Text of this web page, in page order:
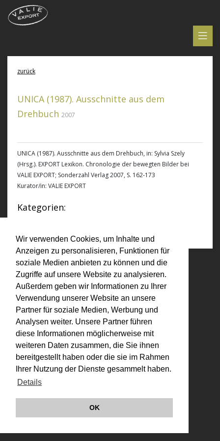
Wir verwenden Cookies, um Inhalte und
Anzeigen zu personalisieren, Funktionen für
soziale Medien anbieten zu können und die
Zugriffe auf unsere Website zu analysieren.
Außerdem geben wir Informationen zu Ihrer
Verwendung unserer Website an unsere
Partner für soziale Medien, Werbung und
Analysen weiter. Unsere Partner führen
diese Informationen möglicherweise mit
weiteren Daten zusammen, die Sie ihnen
bereitgestellt haben oder die sie im Rahmen
Ihrer Nutzung der Dienste gesammelt haben.
Details
OK
zurück
UNICA (1987). Ausschnitte aus dem
Drehbuch 2007
UNICA (1987). Ausschnitte aus dem Drehbuch, in: Sylvia Szely
(Hrsg.). EXPORT Lexikon. Chronologie der bewegten Bilder bei
VALIE EXPORT; Sonderzahl Verlag 2007, S. 162-173
Kurator/in: VALIE EXPORT
Kategorien:
© VALIE EXPORT 2026
Impressum |
Datenschutz
Links